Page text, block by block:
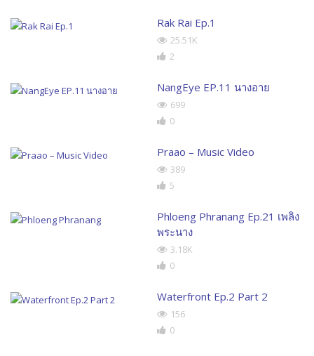
Rak Rai Ep.1
25.51K
2
NangEye EP.11 นางอาย
699
0
Praao – Music Video
389
5
Phloeng Phranang Ep.21 เพลิง
พระนาง
3.18K
0
Waterfront Ep.2 Part 2
156
0